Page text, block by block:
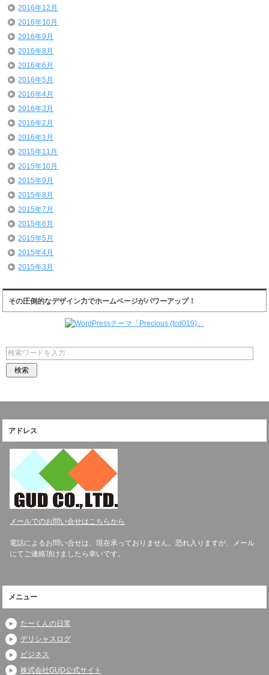
2016年12月
2016年10月
2016年9月
2016年8月
2016年6月
2016年5月
2016年4月
2016年3月
2016年2月
2016年1月
2015年11月
2015年10月
2015年9月
2015年8月
2015年7月
2015年6月
2015年5月
2015年4月
2015年3月
その圧倒的なデザイン力でホームページがパワーアップ！
アドレス
メールでのお問い合せはこちらから
電話によるお問い合せは、現在承っておりません。恐れ入りますが、メール
にてご連絡頂けましたら幸いです。
メニュー
たーくんの日常
デリシャスログ
ビジネス
株式会社GUD公式サイト